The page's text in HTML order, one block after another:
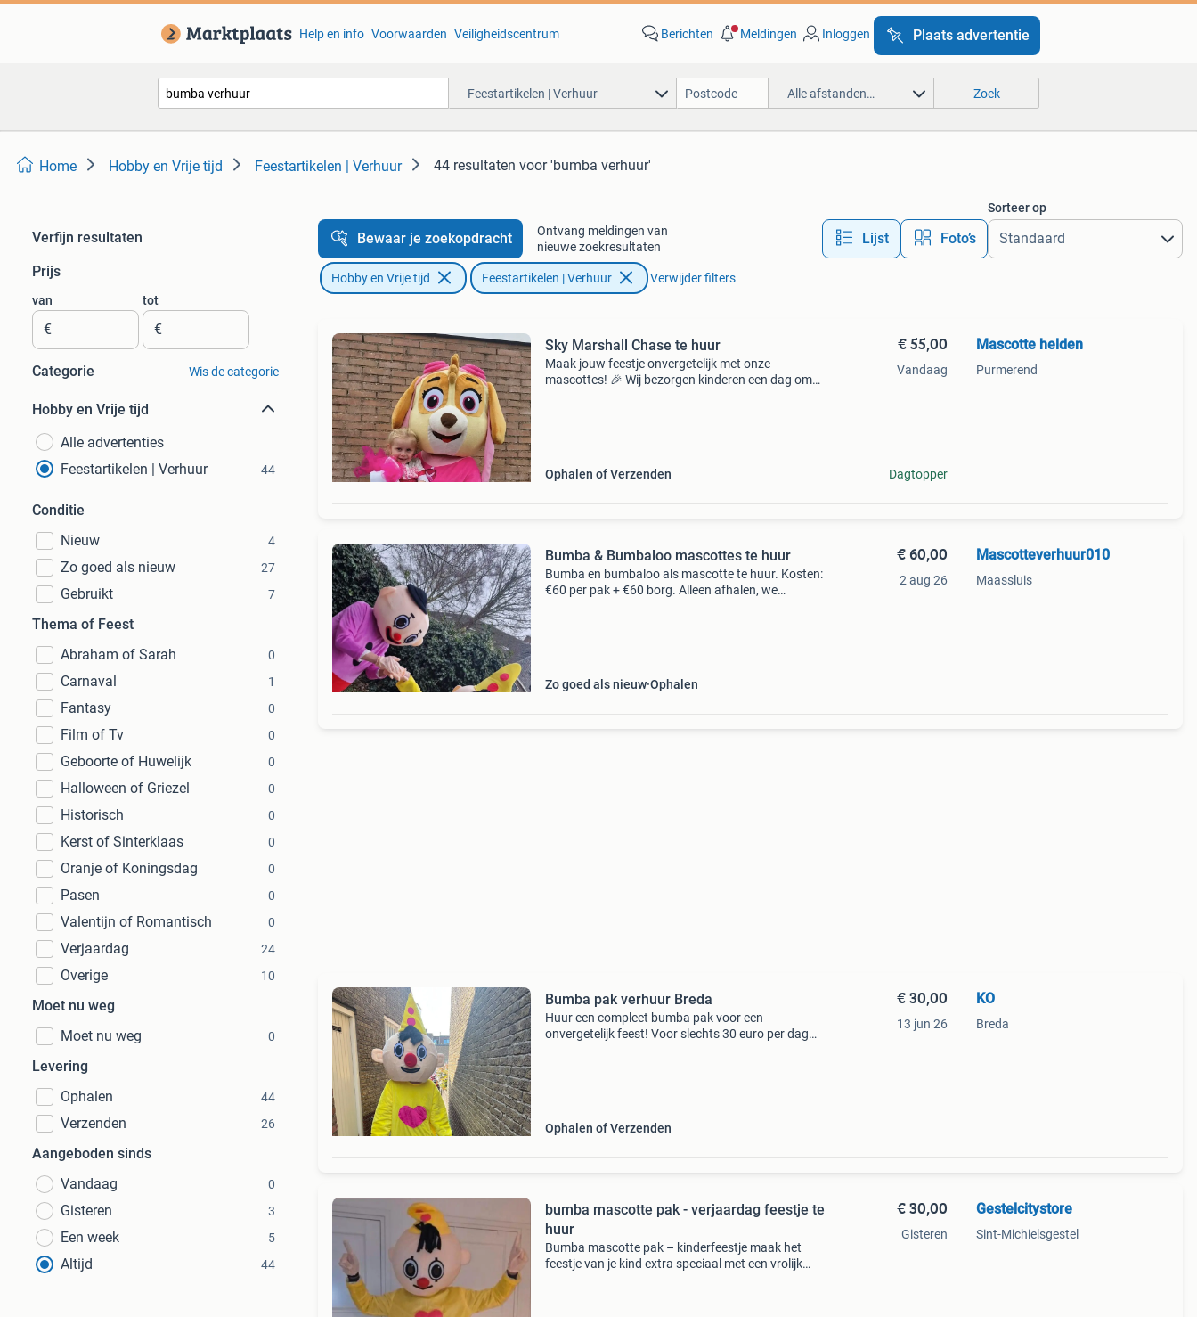
Help en info Voorwaarden Veiligheidscentrum Berichten Meldingen Inloggen Plaats advertentie
Feestartikelen | Verhuur Alle afstanden… Zoek
Home Hobby en Vrije tijd Feestartikelen | Verhuur 44 resultaten voor 'bumba verhuur'
Verfijn resultaten
Prijs
van
€
tot
€
Categorie Wis de categorie
Hobby en Vrije tijd
Alle advertenties
Feestartikelen | Verhuur
44
Conditie
Nieuw
4
Zo goed als nieuw 27
Gebruikt 7
Thema of Feest
Abraham of Sarah
0
Carnaval 1
Fantasy 0
Film of Tv 0
Geboorte of Huwelijk 0
Halloween of Griezel 0
Historisch 0
Kerst of Sinterklaas 0
Oranje of Koningsdag 0
Pasen 0
Valentijn of Romantisch 0
Verjaardag 24
Overige 10
Moet nu weg
Moet nu weg
0
Levering
Ophalen
44
Verzenden 26
Aangeboden sinds
Vandaag
0
Gisteren 3
Een week 5
Altijd 44
Bewaar je zoekopdracht
Ontvang meldingen van
nieuwe zoekresultaten
Lijst Foto’s
Sorteer op
Hobby en Vrije tijd Feestartikelen | Verhuur Verwijder filters
Sky Marshall Chase te huur
Maak jouw feestje onvergetelijk met onze
mascottes! 🎉 Wij bezorgen kinderen een dag om
Ophalen of Verzenden
€ 55,00
Vandaag
Dagtopper
Mascotte helden
Purmerend
Bumba & Bumbaloo mascottes te huur
Bumba en bumbaloo als mascotte te huur. Kosten:
€60 per pak + €60 borg. Alleen afhalen, we
Zo goed als nieuw Ophalen
€ 60,00
2 aug 26
Mascotteverhuur010
Maassluis
Bumba pak verhuur Breda
Huur een compleet bumba pak voor een
onvergetelijk feest! Voor slechts 30 euro per dag
Ophalen of Verzenden
€ 30,00
13 jun 26
KO
Breda
bumba mascotte pak - verjaardag feestje te
huur
Bumba mascotte pak – kinderfeestje maak het
feestje van je kind extra speciaal met een vrolijk
€ 30,00
Gisteren
Gestelcitystore
Sint-Michielsgestel